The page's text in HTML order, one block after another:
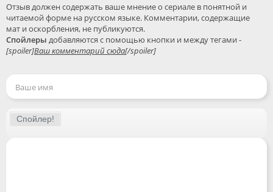
Отзыв должен содержать ваше мнение о сериале в понятной и
читаемой форме на русском языке. Комментарии, содержащие
Спойлеры добавляются с помощью кнопки и между тегами -
[spoiler]Ваш комментарий сюда[/spoiler]